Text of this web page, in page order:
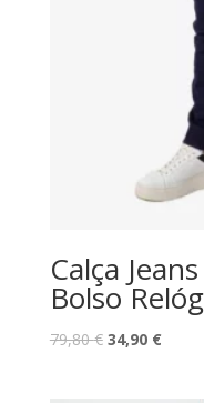
Calça
Bolso
79,80€ O
34,90 €O